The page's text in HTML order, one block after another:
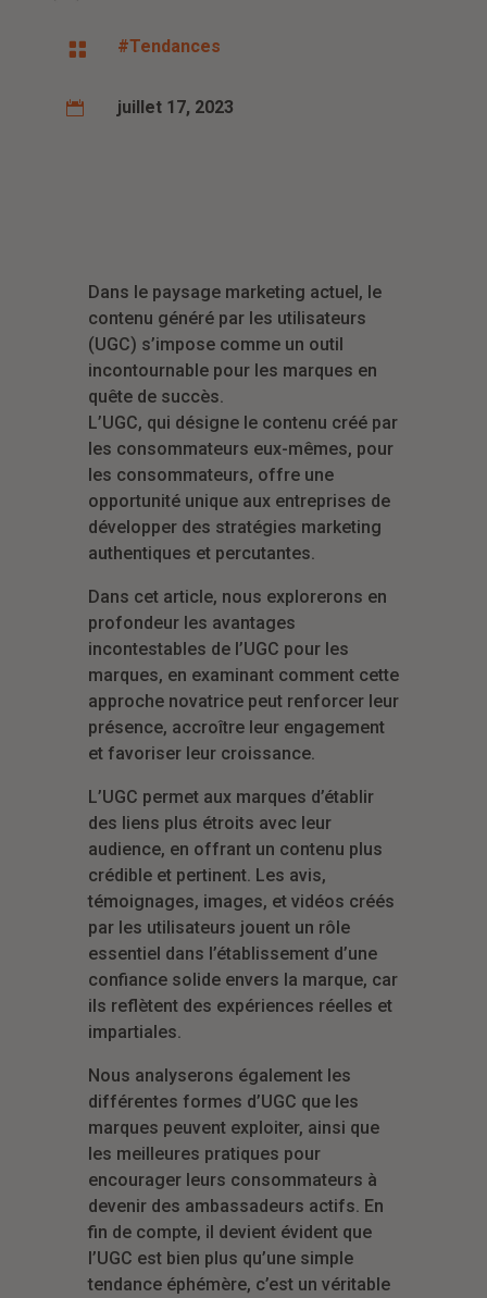
 #Tendances
 juillet 17, 2023
Dans le paysage marketing actuel, le
contenu généré par les utilisateurs
(UGC) s’impose comme un outil
incontournable pour les marques en
quête de succès.
L’UGC, qui désigne le contenu créé par
les consommateurs eux-mêmes, pour
les consommateurs, offre une
opportunité unique aux entreprises de
développer des stratégies marketing
authentiques et percutantes.
Dans cet article, nous explorerons en
profondeur les avantages
incontestables de l’UGC pour les
marques, en examinant comment cette
approche novatrice peut renforcer leur
présence, accroître leur engagement
et favoriser leur croissance.
L’UGC permet aux marques d’établir
des liens plus étroits avec leur
audience, en offrant un contenu plus
crédible et pertinent. Les avis,
témoignages, images, et vidéos créés
par les utilisateurs jouent un rôle
essentiel dans l’établissement d’une
confiance solide envers la marque, car
ils reflètent des expériences réelles et
impartiales.
Nous analyserons également les
différentes formes d’UGC que les
marques peuvent exploiter, ainsi que
les meilleures pratiques pour
encourager leurs consommateurs à
devenir des ambassadeurs actifs. En
fin de compte, il devient évident que
l’UGC est bien plus qu’une simple
tendance éphémère, c’est un véritable